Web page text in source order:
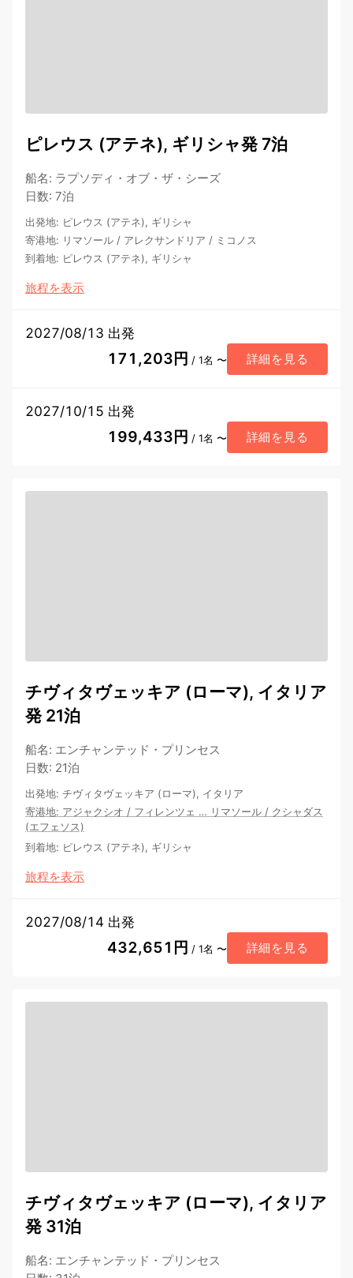
ピレウス (アテネ), ギリシャ発 7泊
船名: ラプソディ・オブ・ザ・シーズ
日数: 7泊
出発地: ピレウス (アテネ), ギリシャ
寄港地: リマソール / アレクサンドリア / ミコノス
到着地: ピレウス (アテネ), ギリシャ
旅程を表示
2027/08/13 出発
171,203円 / 1名 〜 詳細を見る
2027/10/15 出発
199,433円 / 1名 〜 詳細を見る
チヴィタヴェッキア (ローマ), イタリア
発 21泊
船名: エンチャンテッド・プリンセス
日数: 21泊
出発地: チヴィタヴェッキア (ローマ), イタリア
寄港地: アジャクシオ / フィレンツェ … リマソール / クシャダス
(エフェソス)
到着地: ピレウス (アテネ), ギリシャ
旅程を表示
2027/08/14 出発
432,651円 / 1名 〜 詳細を見る
チヴィタヴェッキア (ローマ), イタリア
発 31泊
船名: エンチャンテッド・プリンセス